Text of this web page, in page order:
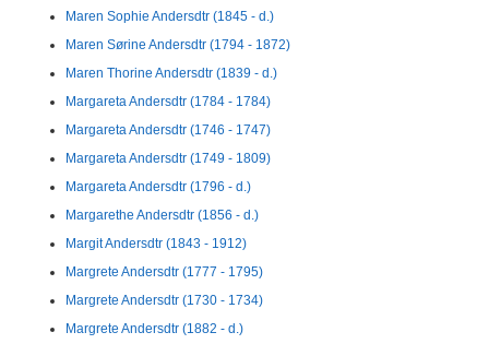
Maren Sophie Andersdtr (1845 - d.)
Maren Sørine Andersdtr (1794 - 1872)
Maren Thorine Andersdtr (1839 - d.)
Margareta Andersdtr (1784 - 1784)
Margareta Andersdtr (1746 - 1747)
Margareta Andersdtr (1749 - 1809)
Margareta Andersdtr (1796 - d.)
Margarethe Andersdtr (1856 - d.)
Margit Andersdtr (1843 - 1912)
Margrete Andersdtr (1777 - 1795)
Margrete Andersdtr (1730 - 1734)
Margrete Andersdtr (1882 - d.)